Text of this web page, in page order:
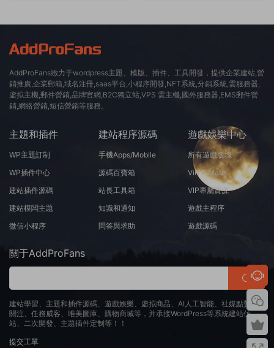
AddProFans緻力于wordpress主題、模版、插件、工具開發，提供企業建站,營
銷推廣,企業郵箱,域名注冊,saas平台,小程序開發,NFT系統,分銷系統,雲服務器,
虛拟主機,郵件營銷,品牌官網,B2C獨立站,VPS 雲主機,國外服務器,EMS郵件營
銷,網絡營銷,短信營銷等服務。
主題和插件
WP主題訂制
WP插件中心
建站插件源碼
建站模闆主題
微信小程序
建站程序源碼
手機Apps/Mobile
源碼百寶箱
站長工具箱
知識和通知
問答與求助
遊戲娛樂中心
所有遊戲版塊
Virt A Mate
VIP專屬資源
遊戲主程序
遊戲源碼
關于AddProFans
建站學習、主題和插件源碼、遊戲娛樂、虛拟商品、AI人工智能、社媒點贊、
關注、任務威客、唯美圖庫、購物商城等，并承接WordPress等系統建站仿
站、二次開發、主題插件定制等！！
提交工單